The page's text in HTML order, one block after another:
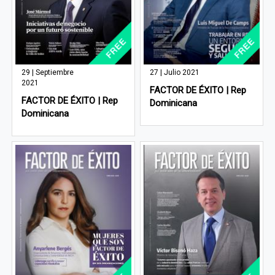
29 | Septiembre
2021
FACTOR DE ÉXITO | Rep
Dominicana
27 | Julio 2021
FACTOR DE ÉXITO | Rep
Dominicana